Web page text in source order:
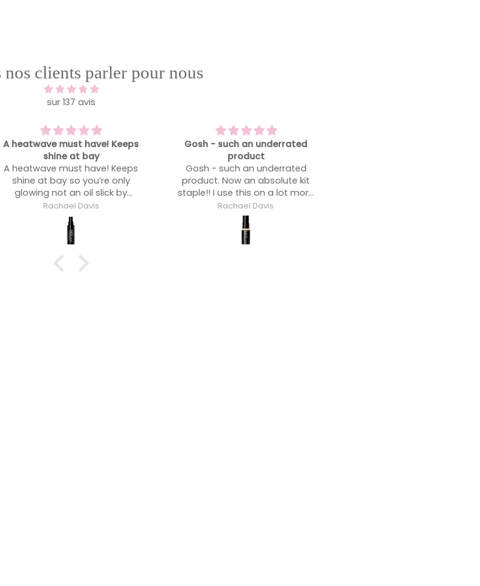
nos clients parler pour nous
sur 137 avis
Gosh - such an underrated
product
Gosh - such an underrated
product. Now an absolute kit
staple!! I use this on a lot more
people than l expected!
Rachael Davis
One of my favorite foundation
One of my favorite foundation.
Anonymous